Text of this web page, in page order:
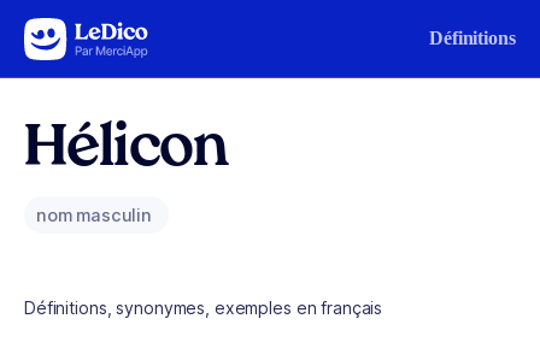
Aller au contenu Définitions
Hélicon
nom masculin
Définitions, synonymes, exemples en français